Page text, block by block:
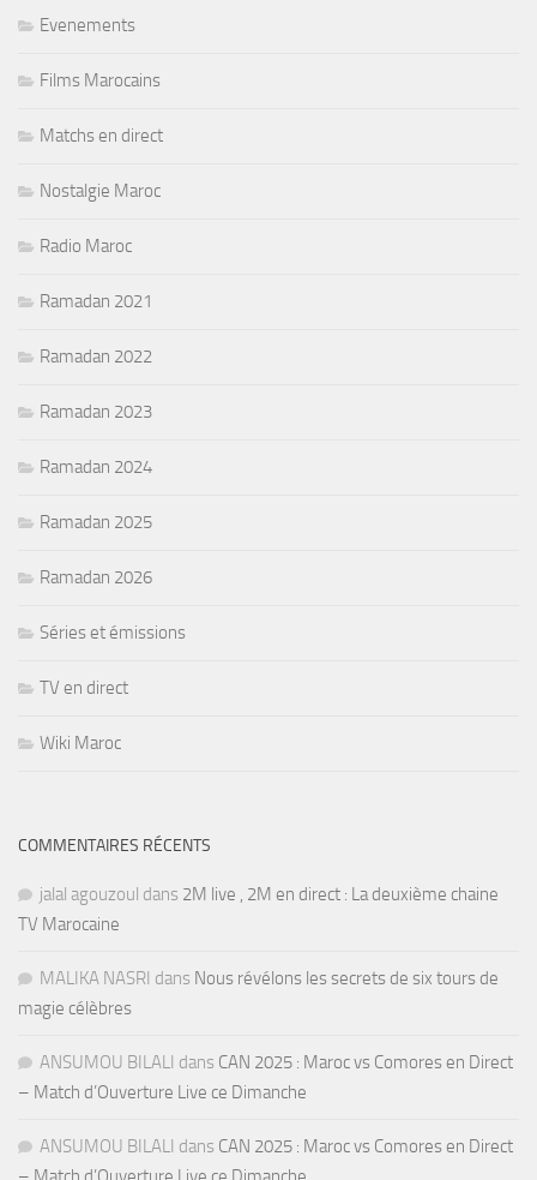
Evenements
Films Marocains
Matchs en direct
Nostalgie Maroc
Radio Maroc
Ramadan 2021
Ramadan 2022
Ramadan 2023
Ramadan 2024
Ramadan 2025
Ramadan 2026
Séries et émissions
TV en direct
Wiki Maroc
COMMENTAIRES RÉCENTS
jalal agouzoul dans 2M live , 2M en direct : La deuxième chaine
TV Marocaine
MALIKA NASRI dans Nous révélons les secrets de six tours de
magie célèbres
ANSUMOU BILALI dans CAN 2025 : Maroc vs Comores en Direct
– Match d’Ouverture Live ce Dimanche
ANSUMOU BILALI dans CAN 2025 : Maroc vs Comores en Direct